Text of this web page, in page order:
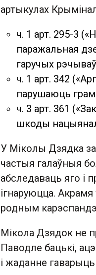
артыкулах
ч. 1 арт. 295-3
паражальная
гаручых
ч. 1 арт. 342
парушаюць
ч. 3 арт. 361
шкоды
У Міколы Дзядка
частыя галаўныя
абследаваць яго і
ігнаруюцца.
родным
Мікола Дзядок не
Паводле бацькі,
і жаданне гаварыць